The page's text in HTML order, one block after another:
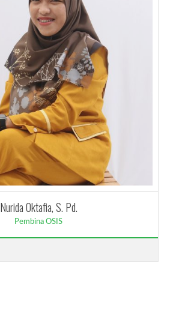
Nurida Oktafia, S. Pd.
Pembina OSIS